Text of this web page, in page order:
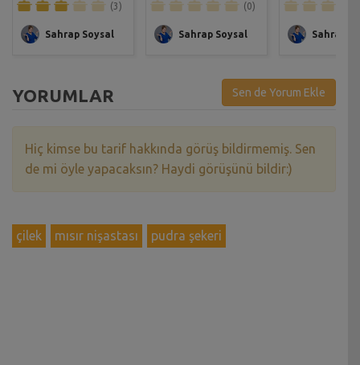
(3)
Sahrap Soysal
(0)
Sahrap Soysal Sahrap
YORUMLAR Sen de Yorum Ekle
Hiç kimse bu tarif hakkında görüş bildirmemiş. Sen
de mi öyle yapacaksın? Haydi görüşünü bildir:)
çilek mısır nişastası pudra şekeri